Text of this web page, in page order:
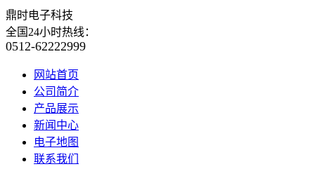
鼎时电子科技
全国24小时热线：
0512-62222999
网站首页
公司简介
产品展示
新闻中心
电子地图
联系我们